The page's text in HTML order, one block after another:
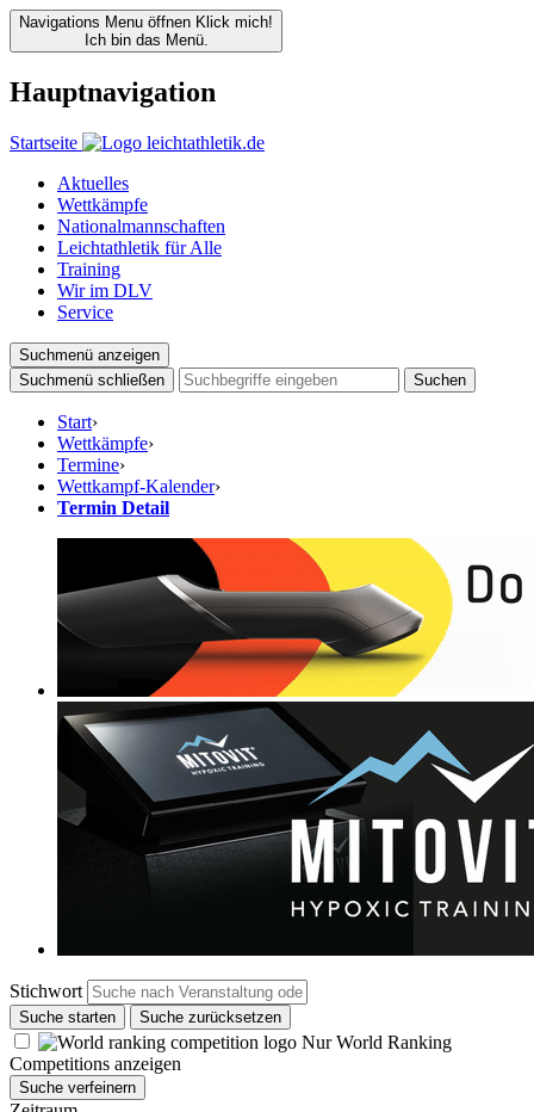
Navigations Menu öffnen Klick mich!
Ich bin das Menü.
Hauptnavigation
Startseite
Aktuelles
Wettkämpfe
Nationalmannschaften
Leichtathletik für Alle
Training
Wir im DLV
Service
Suchmenü anzeigen
Suchmenü schließen
Suchen
Start›
Wettkämpfe›
Termine›
Wettkampf-Kalender›
Termin Detail
Stichwort
Suche starten Suche zurücksetzen
Nur World Ranking
Competitions anzeigen
Suche verfeinern